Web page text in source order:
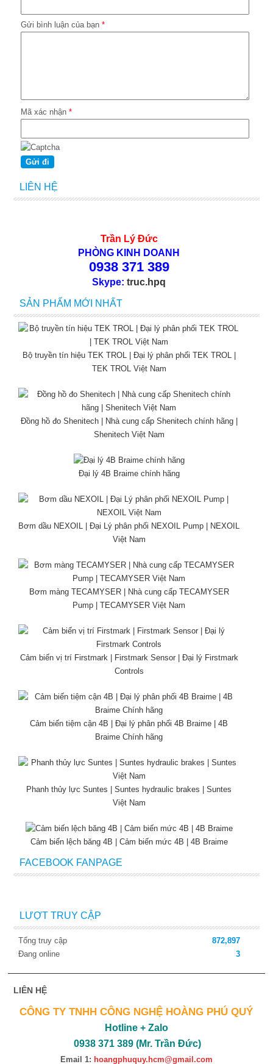
Gửi bình luận của bạn *
Mã xác nhận *
LIÊN HỆ
Trần Lý Đức
PHÒNG KINH DOANH
0938 371 389
Skype:truc.hpq
SẢN PHẨM MỚI NHẤT
Bộ truyền tín hiệu TEK TROL | Đại lý phân phối TEK TROL |
TEK TROL Việt Nam
Đồng hồ đo Shenitech | Nhà cung cấp Shenitech chính hãng |
Shenitech Việt Nam
Đại lý 4B Braime chính hãng
Bơm dầu NEXOIL | Đại Lý phân phối NEXOIL Pump | NEXOIL
Việt Nam
Bơm màng TECAMYSER | Nhà cung cấp TECAMYSER
Pump | TECAMYSER Việt Nam
Cảm biến vị trí Firstmark | Firstmark Sensor | Đại lý Firstmark
Controls
Cảm biến tiệm cận 4B | Đại lý phân phối 4B Braime | 4B
Braime Chính hãng
Phanh thủy lực Suntes | Suntes hydraulic brakes | Suntes
Việt Nam
Cảm biến lệch băng 4B | Cảm biến mức 4B | 4B Braime
FACEBOOK FANPAGE
LƯỢT TRUY CẬP
Tổng truy cập
872,897
Đang online
3
LIÊN HỆ
CÔNG TY TNHH CÔNG NGHỆ HOÀNG PHÚ QUÝ
Hotline + Zalo
0938 371 389 (Mr. Trần Đức)
Email 1: hoangphuquy.hcm@gmail.com